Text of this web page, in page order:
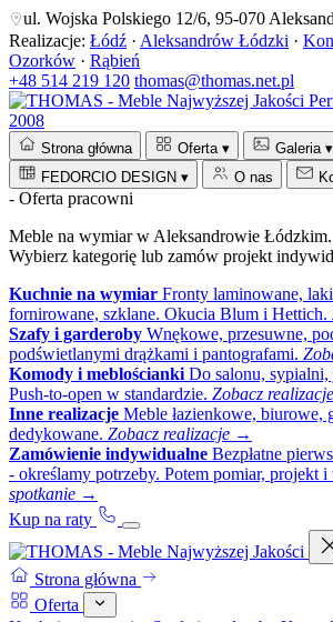
ul. Wojska Polskiego 12/6, 95-070
Realizacje: Łódź · Aleksandrów Łódzki ·
Ozorków · Rąbień
+48 514 219 120 thomas@thomas.net.pl
2008
Strona główna Oferta ▾ Galeria ▾
FEDORCIO DESIGN ▾ O nas
- Oferta pracowni
Meble na wymiar w Aleksandrowie Łódzkim.
Wybierz kategorię lub zamów projekt
Kuchnie na wymiar Fronty laminowane,
fornirowane, szklane. Okucia Blum i Hettich.
Szafy i garderoby Wnękowe, przesuwne,
podświetlanymi drążkami i pantografami.
Komody i meblościanki Do salonu,
Push-to-open w standardzie. Zobacz
Inne realizacje Meble łazienkowe, biurowe,
dedykowane. Zobacz realizacje →
Zamówienie indywidualne Bezpłatne
- określamy potrzeby. Potem pomiar, projekt i
spotkanie →
Kup na raty
Strona główna
Oferta